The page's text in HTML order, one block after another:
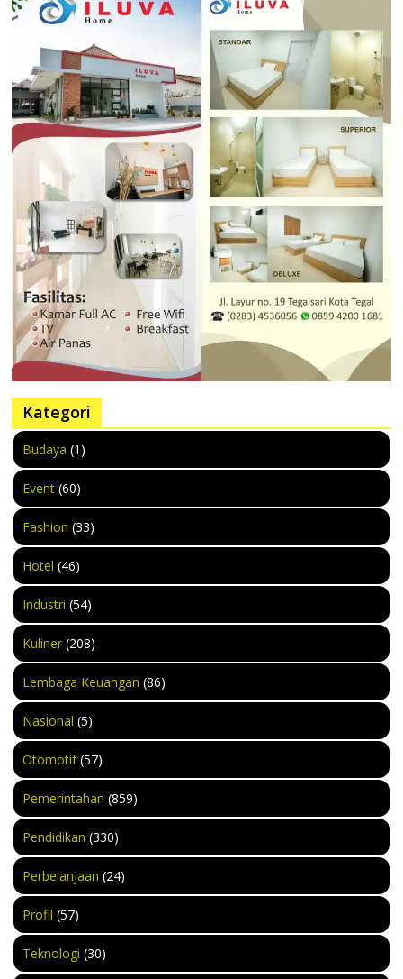
Kategori
Budaya (1)
Event (60)
Fashion (33)
Hotel (46)
Industri (54)
Kuliner (208)
Lembaga Keuangan (86)
Nasional (5)
Otomotif(57)
Pemerintahan (859)
Pendidikan (330)
Perbelanjaan (24)
Profil (57)
Teknologi (30)